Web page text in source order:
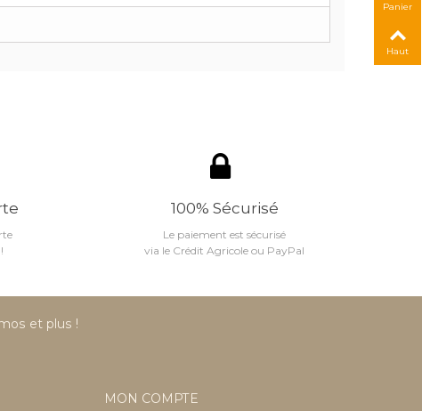
100% Sécurisé
Le paiement est sécurisé
via le Crédit Agricole ou PayPal
et plus !
MON COMPTE
Panier
Haut